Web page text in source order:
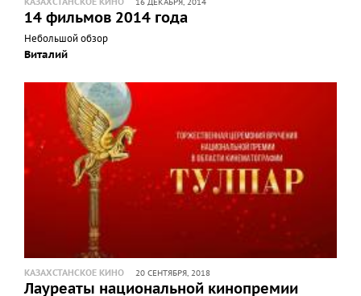
16 ДЕКАБРЯ, 2014
14 фильмов 2014 года
Небольшой обзор
Виталий
КАЗАХСТАНСКОЕ КИНО 20 СЕНТЯБРЯ, 2018
Лауреаты национальной кинопремии